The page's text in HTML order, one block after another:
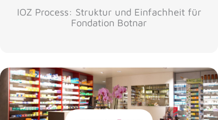
IOZ Process: Struktur und Einfachheit für
Fondation Botnar